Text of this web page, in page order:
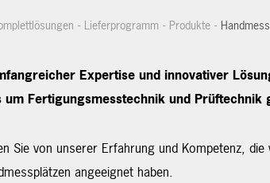
- Lieferprogramm- Produkte-
rExpertise und innovativer
um Fertigungsmesstechnik und Prüftechnik
Sie von unserer Erfahrung und Kompetenz,
angeeignet haben.